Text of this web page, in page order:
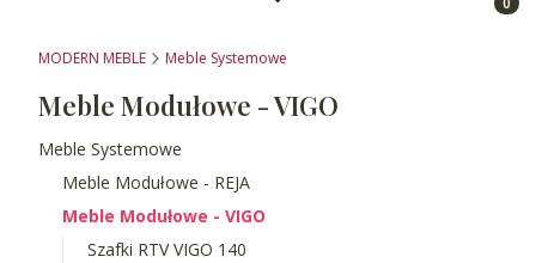
MODERN MEBLE Meble Systemowe
Meble Modułowe - VIGO
Meble Systemowe
Meble Modułowe - REJA
Meble Modułowe - VIGO
Szafki RTV VIGO 140